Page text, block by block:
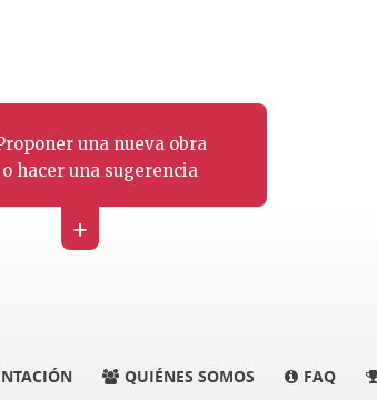
una nueva obra
o hacer una sugerencia
+
QUIÉNES SOMOS FAQ